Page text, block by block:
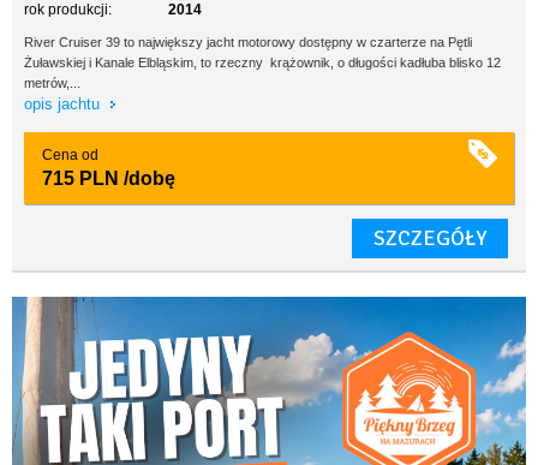
rok produkcji:
2014
River Cruiser 39 to największy jacht motorowy dostępny w czarterze na Pętli
Żuławskiej i Kanale Elbląskim, to rzeczny krążownik, o długości kadłuba blisko 12
metrów,...
opis jachtu
Cena od
715 PLN /dobę
SZCZEGÓŁY